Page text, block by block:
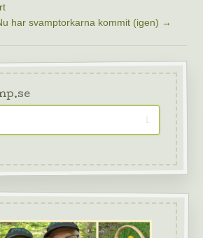
har svamptorkarna kommit (igen) →